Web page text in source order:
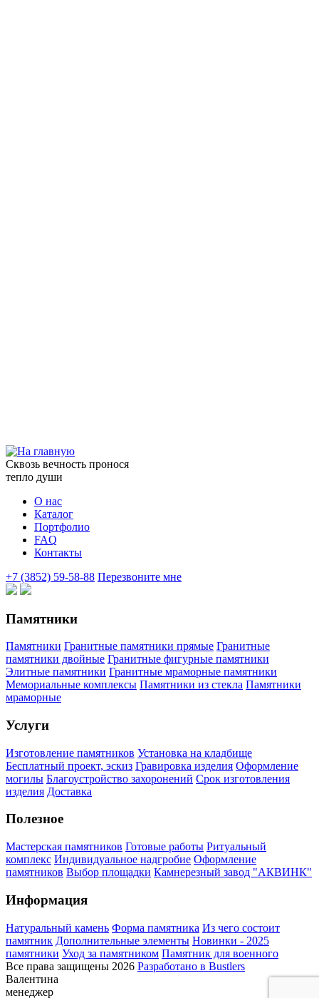
Сквозь вечность пронося
тепло души
О нас
Каталог
Портфолио
FAQ
Контакты
+7 (3852) 59-58-88 Перезвоните мне
Памятники
Памятники Гранитные памятники прямые Гранитные
памятники двойные Гранитные фигурные памятники
Элитные памятники Гранитные мраморные памятники
Мемориальные комплексы Памятники из стекла Памятники
мраморные
Услуги
Изготовление памятников Установка на кладбище
Бесплатный проект, эскиз Гравировка изделия Оформление
могилы Благоустройство захоронений Срок изготовления
изделия Доставка
Полезное
Мастерская памятников Готовые работы Ритуальный
комплекс Индивидуальное надгробие Оформление
памятников Выбор площадки Камнерезный завод "АКВИНК"
Информация
Натуральный камень Форма памятника Из чего состоит
памятник Дополнительные элементы Новинки - 2025
памятники Уход за памятником Памятник для военного
Все права защищены 2026 Разработано в Bustlers
Валентина
менеджер